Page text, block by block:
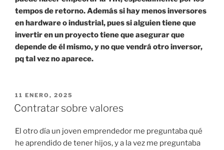
tempos de retorno. Además si hay menos inversores
en hardware o industrial, pues si alguien tiene que
invertir en un proyecto tiene que asegurar que
depende de él mismo, y no que vendrá otro inversor,
pq tal vez no aparece.
PUBLICADO
EL
11 ENERO, 2025
Contratar sobre valores
El otro día un joven emprendedor me preguntaba qué
he aprendido de tener hijos, y a la vez me preguntaba